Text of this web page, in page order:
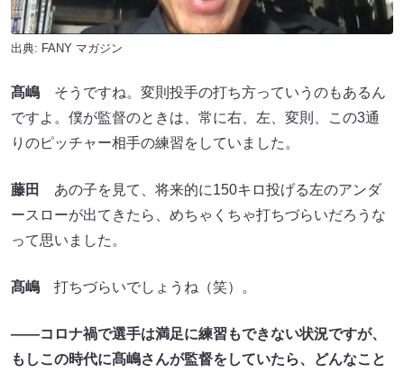
出典: FANY マガジン
髙嶋 そうですね。変則投手の打ち方っていうのもあるん
ですよ。僕が監督のときは、常に右、左、変則、この3通
りのピッチャー相手の練習をしていました。
藤田
あの子を見て、将来的に150キロ投げる左のアンダ
ースローが出てきたら、めちゃくちゃ打ちづらいだろうな
って思いました。
髙嶋 打ちづらいでしょうね（笑）。
——コロナ禍で選手は満足に練習もできない状況ですが、
もしこの時代に髙嶋さんが監督をしていたら、どんなこと